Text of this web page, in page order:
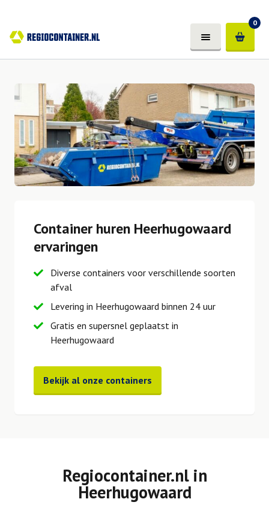
0
Container huren Heerhugowaard
ervaringen
Diverse containers voor verschillende soorten
afval
Levering in Heerhugowaard binnen 24 uur
Gratis en supersnel geplaatst in
Heerhugowaard
Bekijk al onze containers
Regiocontainer.nl in
Heerhugowaard